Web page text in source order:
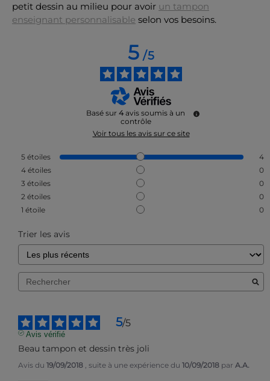
petit dessin au milieu pour avoir un tampon
enseignant personnalisable selon vos besoins.
5/5
Basé sur 4 avis soumis à un
contrôle
Voir tous les avis sur ce site
5 étoiles
4
4 étoiles
0
3 étoiles
0
2 étoiles
0
1 étoile 0
Trier les avis
5/5
Avis vérifié
Beau tampon et dessin très joli
Avis du 19/09/2018 , suite à une expérience du 10/09/2018 par A.A.